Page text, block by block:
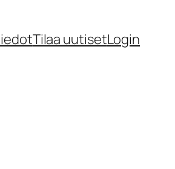
Tilaa uutisetLogin